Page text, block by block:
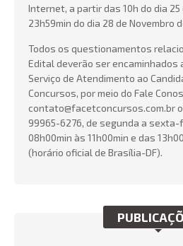
BUSCAR
Internet, a partir das 10h do dia
23h59min do dia 28 de Novembro
Todos os questionamentos
Edital deverão ser encaminhados
Serviço de Atendimento ao
Concursos, por meio do Fale
contato@facetconcursos.com.br
99965-6276, de segunda a
08h00min às 11h00min e das
(horário oficial de Brasília-DF).